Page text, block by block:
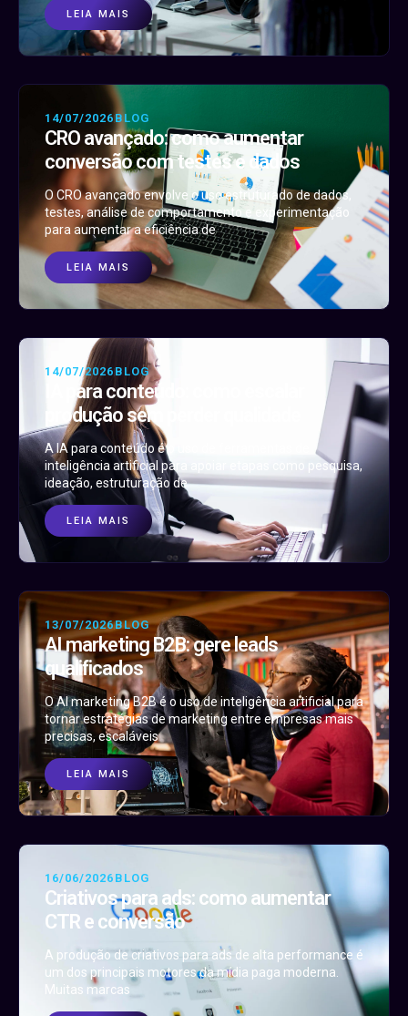
LEIA MAIS
14/07/2026 BLOG
CRO avançado: como aumentar
conversão com testes e dados
O CRO avançado envolve o uso estruturado de dados,
testes, análise de comportamento e experimentação
para aumentar a eficiência de
LEIA MAIS
14/07/2026 BLOG
IA para conteúdo: como escalar
produção sem perder qualidade
A IA para conteúdo é o uso de ferramentas de
inteligência artificial para apoiar etapas como pesquisa,
ideação, estruturação de
LEIA MAIS
13/07/2026BLOG
AI marketing B2B: gere leads
qualificados
O AI marketing B2B é o uso de inteligência artificial para
tornar estratégias de marketing entre empresas mais
precisas, escaláveis
LEIA MAIS
16/06/2026 BLOG
Criativos para ads: como aumentar
CTR e conversão
A produção de criativos para ads de alta performance é
um dos principais motores da mídia paga moderna.
Muitas marcas